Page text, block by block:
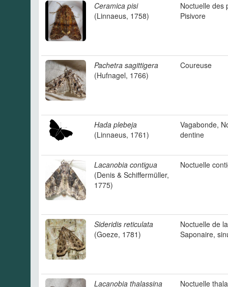
Ceramica pisi
(Linnaeus, 1758)
Noctuelle des
Pisivore
Pachetra sagittigera
(Hufnagel, 1766)
Coureuse
Hada plebeja
(Linnaeus, 1761)
Vagabonde,
dentine
Lacanobia contigua
(Denis & Schiffermüller,
1775)
Noctuelle
Sideridis reticulata
(Goeze, 1781)
Noctuelle de la
Saponaire,
Lacanobia thalassina Noctuelle